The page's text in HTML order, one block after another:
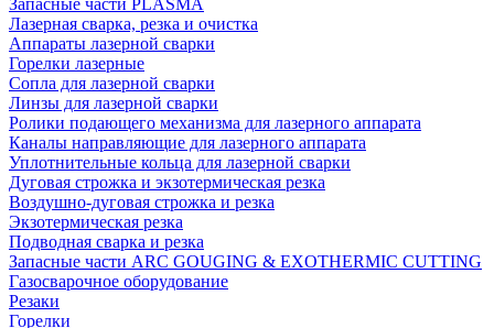
Запасные части PLASMA
Лазерная сварка, резка и очистка
Аппараты лазерной сварки
Горелки лазерные
Сопла для лазерной сварки
Линзы для лазерной сварки
Ролики подающего механизма для лазерного аппарата
Каналы направляющие для лазерного аппарата
Уплотнительные кольца для лазерной сварки
Дуговая строжка и экзотермическая резка
Воздушно-дуговая строжка и резка
Экзотермическая резка
Подводная сварка и резка
Запасные части ARC GOUGING & EXOTHERMIC CUTTING
Газосварочное оборудование
Резаки
Горелки